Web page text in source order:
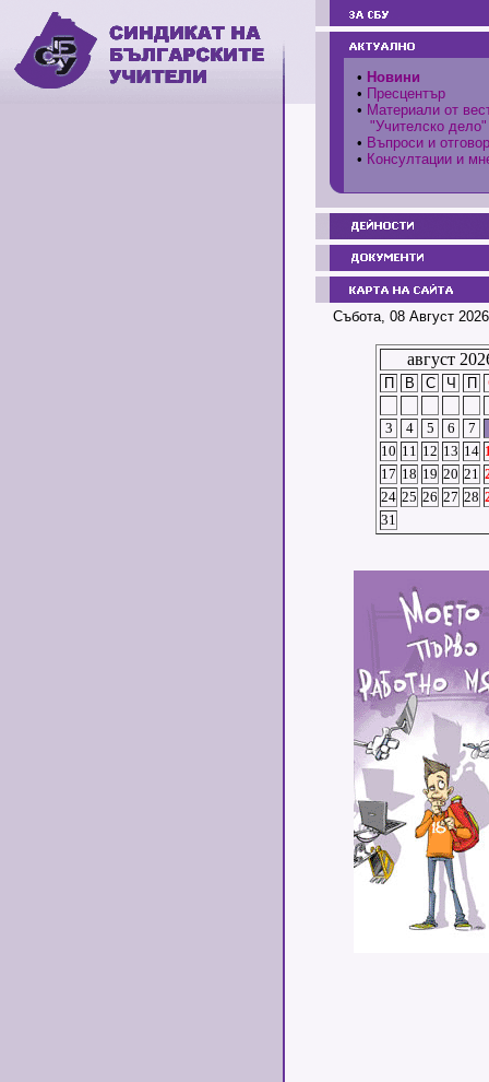
• Новини
• Пресцентър
• Материали от
"Учителско дело"
• Въпроси и
• Консултации и
Събота, 08 Август
август
П В С Ч П
3
4 5 6 7
10 11 12 13 14
17 18 19 20 21
24 25 26 27 28
31